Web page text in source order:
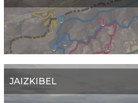
JAIZKIBEL